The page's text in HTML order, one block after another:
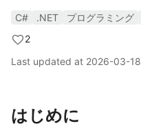
C# .NET プログラミング
2
Last updated at 2026-03-18
はじめに